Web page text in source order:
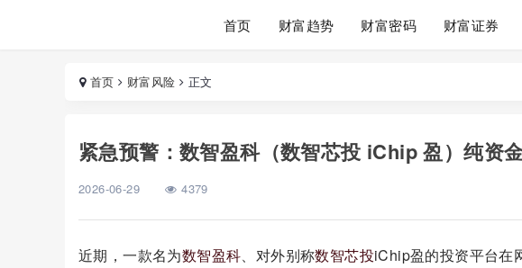
首页 财富趋势 财富密码 财富证券
首页 财富风险 正文
紧急预警：数智盈科（数智芯投 iChip 盈）纯资
2026-06-29 4379
近期，一款名为数智盈科、对外别称数智芯投iChip盈的投资平台在